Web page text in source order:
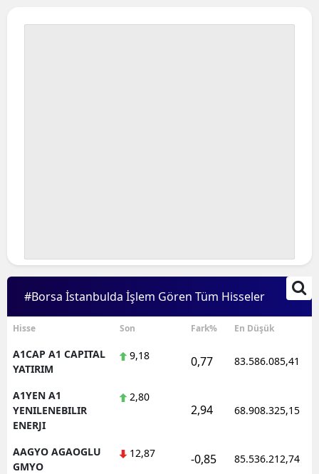
#Borsa İstanbulda İşlem Gören Tüm Hisseler
Hisse Son Fark% En Düşük
A1CAP A1 CAPITAL
YATIRIM
9,18 0,77 83.586.085,41
A1YEN A1
YENILENEBILIR
ENERJI
2,80
2,94 68.908.325,15
AAGYO AGAOGLU
GMYO
12,87 -0,85 85.536.212,74